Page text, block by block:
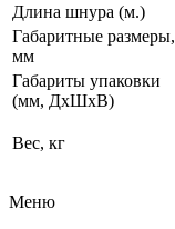
Длина шнура (м.)
Габаритные размеры,
мм
Габариты упаковки
(мм, ДхШхВ)
Вес, кг
Меню